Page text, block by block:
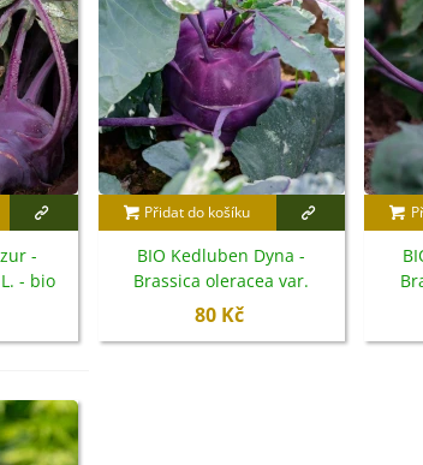
Laurin -
- bio...
- Beta
-
- bio
Přidat do košíku
BIO Kedluben Dyna -
Brassica oleracea var.
gongylodes - bio semena -
80 Kč